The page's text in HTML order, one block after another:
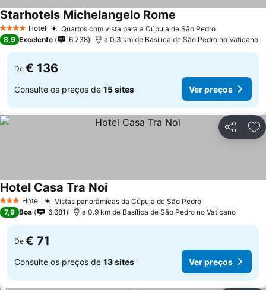
4 EstrelasHotel Quartos com vista para a Cúpula de São Pedro
Starhotels Michelangelo Rome
8,9 Excelente 6.738 a 0.3 km de Basílica de São Pedro no Vaticano
De € 136
Consulte os preços de 15 sites Ver preços
Partilhar
3 EstrelasHotel Vistas panorâmicas da Cúpula de São Pedro
Hotel Casa Tra Noi
7,9 Boa 6.681 a 0.9 km de Basílica de São Pedro no Vaticano
De € 71
Consulte os preços de 13 sites Ver preços